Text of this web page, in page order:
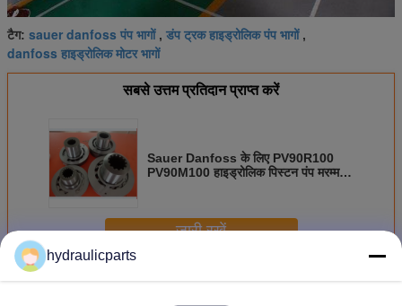
टैग: sauer danfoss पंप भागों, डंप ट्रक हाइड्रोलिक पंप भागों,
danfoss हाइड्रोलिक मोटर भागों
सबसे उत्तम प्रतिदान प्राप्त करें
Sauer Danfoss के लिए PV90R100
PV90M100 हाइड्रोलिक पिस्टन पंप मरम्मत
जारी रखें
अधिकSauer Danfoss हाइड्रोलिक पम्प पार्ट्स
hydraulicparts